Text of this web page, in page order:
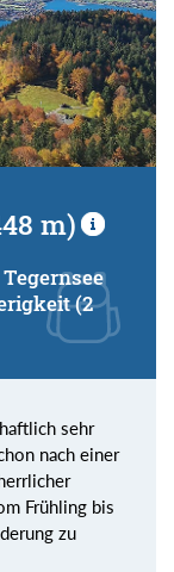
m)
(2
sehr
nach einer
Frühling bis
zu